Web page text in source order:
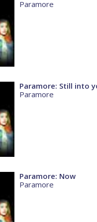
Paramore
Paramore: Still into
Paramore
Paramore: Now
Paramore